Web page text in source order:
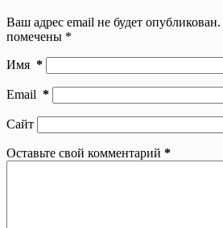
Ваш адрес email не будет опубликован.
помечены *
Имя *
Email *
Сайт
Оставьте свой комментарий *